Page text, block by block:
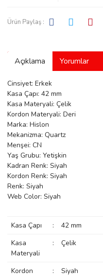
Manoir
Ürün Paylaş :
Açıklama Yorumlar
Cinsiyet: Erkek
Kasa Çapı: 42 mm
Kasa Materyali: Çelik
Kordon Materyali: Deri
Marka: Hislon
Mekanizma: Quartz
Menşei: CN
Yaş Grubu: Yetişkin
Kadran Renk: Siyah
Kordon Renk: Siyah
Renk: Siyah
Web Color: Siyah
Kasa Çapı :
42 mm
Kasa
Materyali
: Çelik
Kordon
: Siyah